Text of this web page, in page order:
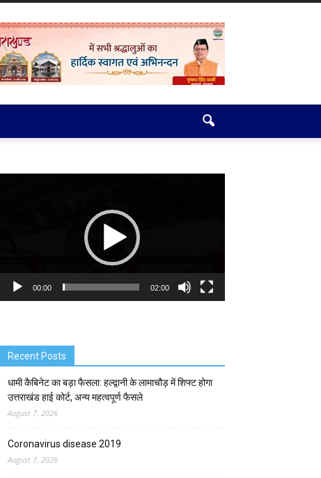
00:00 02:00
Recent Posts
धामी कैबिनेट का बड़ा फैसला: हल्द्वानी के लामाचौड़ में शिफ्ट होगा
उत्तराखंड हाई कोर्ट, अन्य महत्वपूर्ण फैसले
August 7, 2026
Coronavirus disease 2019
August 7, 2026